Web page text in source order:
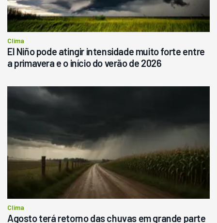
Consultar
Clima
El Niño pode atingir intensidade muito forte entre
a primavera e o início do verão de 2026
Clima
Agosto terá retorno das chuvas em grande parte